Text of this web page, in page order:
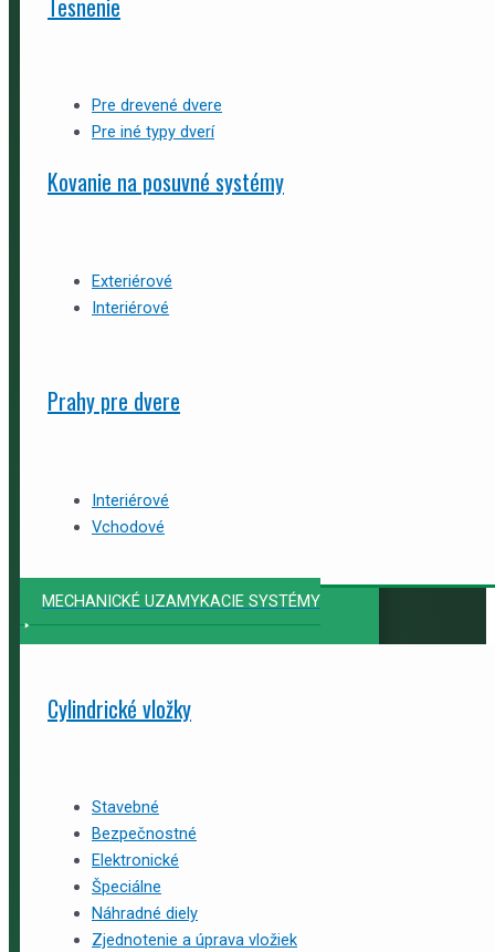
Pre drevené dvere
Pre iné typy dverí
Kovanie na posuvné systémy
Exteriérové
Interiérové
Prahy pre dvere
Interiérové
Vchodové
MECHANICKÉ UZAMYKACIE SYSTÉMY
Cylindrické vložky
Stavebné
Bezpečnostné
Elektronické
Špeciálne
Náhradné diely
Zjednotenie a úprava vložiek